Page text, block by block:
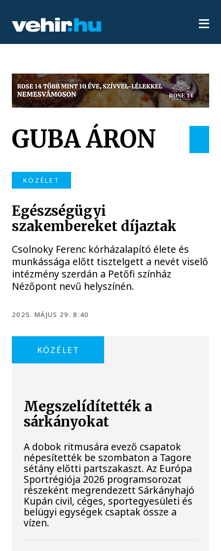
GUBA ÁRON
KÖZÉLET
Egészségügyi
szakembereket díjaztak
Csolnoky Ferenc kórházalapító élete és
munkássága előtt tisztelgett a nevét viselő
intézmény szerdán a Petőfi színház
Nézőpont nevű helyszínén.
2025. MÁJUS 29. 8:40
KÖZÉLET
Megszelídítették a
sárkányokat
A dobok ritmusára evező csapatok
népesítették be szombaton a Tagore
sétány előtti partszakaszt. Az Európa
Sportrégiója 2026 programsorozat
részeként megrendezett Sárkányhajó
Kupán civil, céges, sportegyesületi és
belügyi egységek csaptak össze a
vízen.